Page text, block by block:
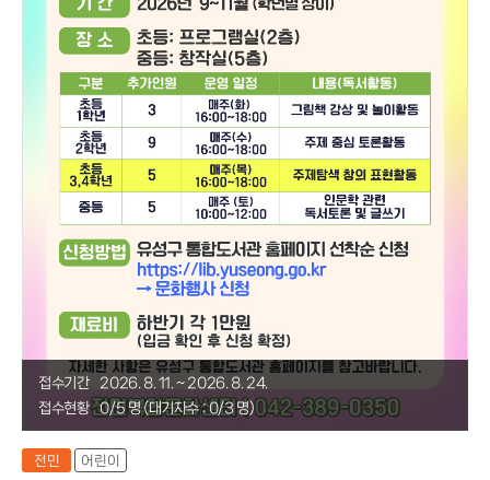
접수기간
2026. 8. 11. ~ 2026. 8. 24.
접수현황
0/5 명 (대기자수 : 0/3 명)
전민 어린이